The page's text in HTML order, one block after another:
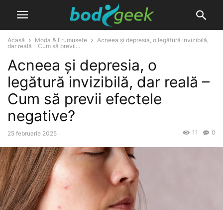
Acasă Moda & Frumusete
Acneea și depresia, o legătură invizibilă,
dar reală – Cum să previi...
Acneea și depresia, o
legătură invizibilă, dar reală –
Cum să previi efectele
negative?
25 februarie 2025 0
11